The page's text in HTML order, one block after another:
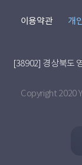
이용약관 개
[38902] 경상북도
Copyright 2020